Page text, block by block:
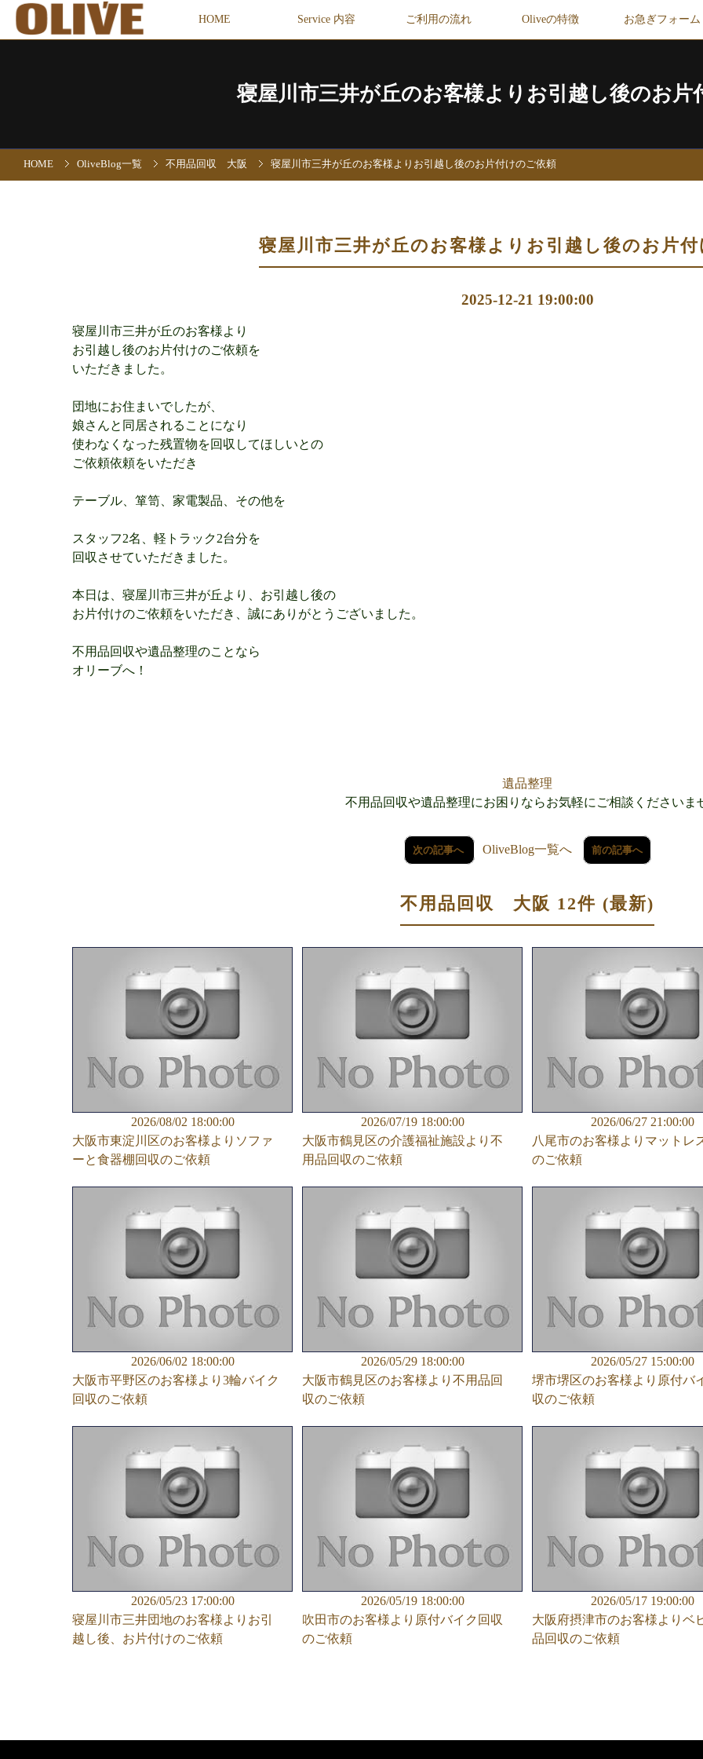
HOME Service 内容 ご利用の流れ Oliveの特徴 お急ぎフォーム
寝屋川市三井が丘のお客様よりお引越し後のお片
HOME OliveBlog一覧 不用品回収 大阪 寝屋川市三井が丘のお客様よりお引越し後のお片付けのご依頼
寝屋川市三井が丘のお客様よりお引越し後のお片
2025-12-21 19:00:00
寝屋川市三井が丘のお客様より
お引越し後のお片付けのご依頼を
いただきました。
団地にお住まいでしたが、
娘さんと同居されることになり
使わなくなった残置物を回収してほしいとの
ご依頼依頼をいただき
テーブル、箪笥、家電製品、その他を
スタッフ2名、軽トラック2台分を
回収させていただきました。
本日は、寝屋川市三井が丘より、お引越し後の
お片付けのご依頼をいただき、誠にありがとうございました。
不用品回収や遺品整理のことなら
オリーブへ！
遺品整理
不用品回収や遺品整理にお困りならお気軽にご相談くださいま
次の記事へ OliveBlog一覧へ 前の記事へ
不用品回収 大阪 12件 (最新)
2026/08/02 18:00:00
大阪市東淀川区のお客様よりソファ
ーと食器棚回収のご依頼
2026/07/19 18:00:00
大阪市鶴見区の介護福祉施設より不
用品回収のご依頼
2026/06/27 21:00:00
八尾市のお客様よりマットレ
のご依頼
2026/06/02 18:00:00
大阪市平野区のお客様より3輪バイク
回収のご依頼
2026/05/29 18:00:00
大阪市鶴見区のお客様より不用品回
収のご依頼
2026/05/27 15:00:00
堺市堺区のお客様より原付バ
収のご依頼
2026/05/23 17:00:00
寝屋川市三井団地のお客様よりお引
越し後、お片付けのご依頼
2026/05/19 18:00:00
吹田市のお客様より原付バイク回収
のご依頼
2026/05/17 19:00:00
大阪府摂津市のお客様よりベ
品回収のご依頼